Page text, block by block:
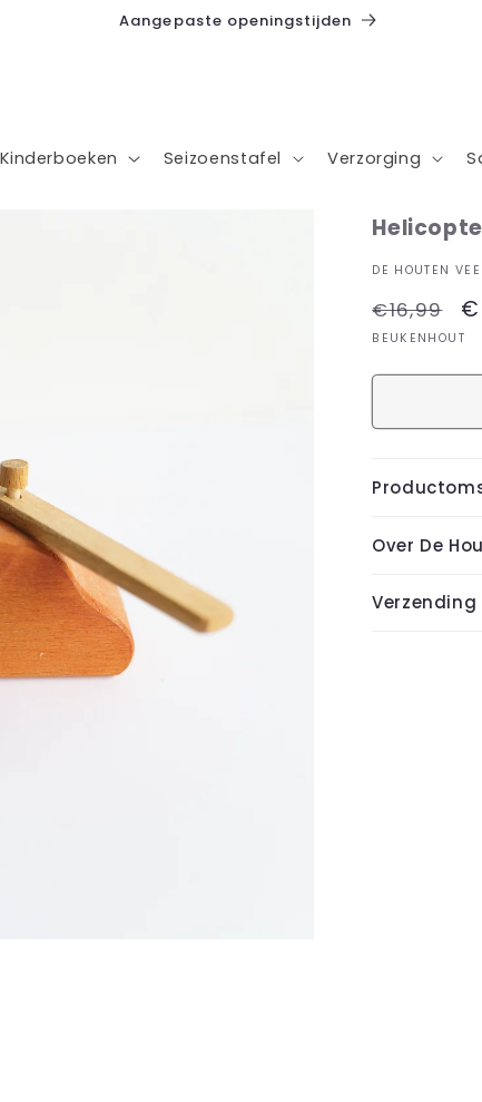
Aangepaste openingstijden
Kinderboeken Seizoenstafel Verzorging
DE HOUTEN
Normale
prijs
€16,99
BEUKENHOUT
Over De
Verzending